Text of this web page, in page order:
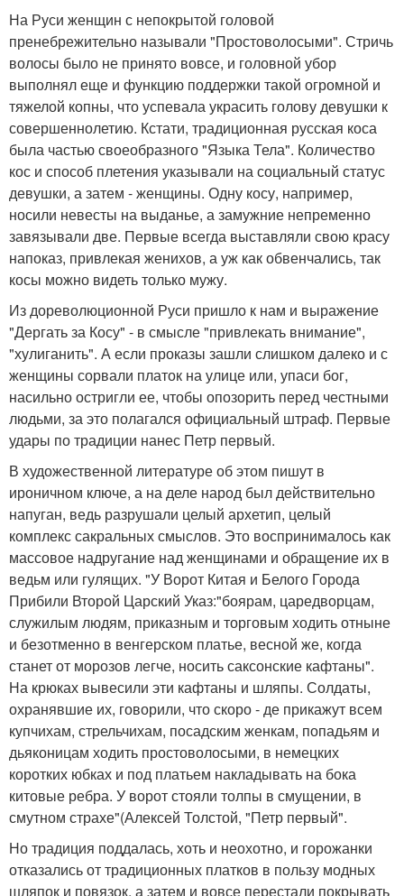
На Руси женщин с непокрытой головой
пренебрежительно называли "Простоволосыми". Стричь
волосы было не принято вовсе, и головной убор
выполнял еще и функцию поддержки такой огромной и
тяжелой копны, что успевала украсить голову девушки к
совершеннолетию. Кстати, традиционная русская коса
была частью своеобразного "Языка Тела". Количество
кос и способ плетения указывали на социальный статус
девушки, а затем - женщины. Одну косу, например,
носили невесты на выданье, а замужние непременно
завязывали две. Первые всегда выставляли свою красу
напоказ, привлекая женихов, а уж как обвенчались, так
косы можно видеть только мужу.
Из дореволюционной Руси пришло к нам и выражение
"Дергать за Косу" - в смысле "привлекать внимание",
"хулиганить". А если проказы зашли слишком далеко и с
женщины сорвали платок на улице или, упаси бог,
насильно остригли ее, чтобы опозорить перед честными
людьми, за это полагался официальный штраф. Первые
удары по традиции нанес Петр первый.
В художественной литературе об этом пишут в
ироничном ключе, а на деле народ был действительно
напуган, ведь разрушали целый архетип, целый
комплекс сакральных смыслов. Это воспринималось как
массовое надругание над женщинами и обращение их в
ведьм или гулящих. "У Ворот Китая и Белого Города
Прибили Второй Царский Указ:"боярам, царедворцам,
служилым людям, приказным и торговым ходить отныне
и безотменно в венгерском платье, весной же, когда
станет от морозов легче, носить саксонские кафтаны".
На крюках вывесили эти кафтаны и шляпы. Солдаты,
охранявшие их, говорили, что скоро - де прикажут всем
купчихам, стрельчихам, посадским женкам, попадьям и
дьяконицам ходить простоволосыми, в немецких
коротких юбках и под платьем накладывать на бока
китовые ребра. У ворот стояли толпы в смущении, в
смутном страхе"(Алексей Толстой, "Петр первый".
Но традиция поддалась, хоть и неохотно, и горожанки
отказались от традиционных платков в пользу модных
шляпок и повязок, а затем и вовсе перестали покрывать